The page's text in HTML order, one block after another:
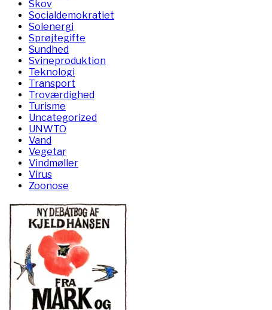
Skov
Socialdemokratiet
Solenergi
Sprøjtegifte
Sundhed
Svineproduktion
Teknologi
Transport
Troværdighed
Turisme
Uncategorized
UNWTO
Vand
Vegetar
Vindmøller
Virus
Zoonose